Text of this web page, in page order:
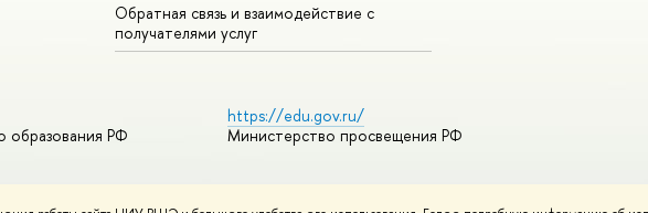
Обратная связь и взаимодействие с
получателями услуг
образования РФ
https://edu.gov.ru/
Министерство просвещения РФ